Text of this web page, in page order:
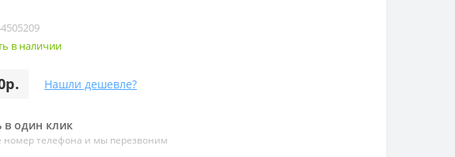
в наличии
Нашли дешевле?
в один клик
номер телефона и мы перезвоним